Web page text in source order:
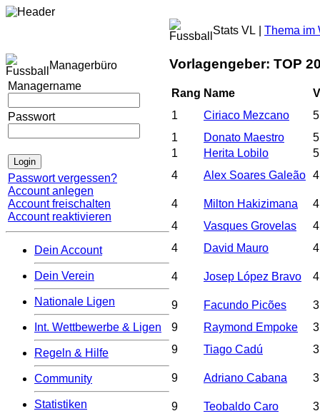
Managerbüro
Managername
Passwort
Passwort vergessen?
Account anlegen
Account freischalten
Account reaktivieren
Dein Account
Dein Verein
Nationale Ligen
Int. Wettbewerbe & Ligen
Regeln & Hilfe
Community
Statistiken
Stats VL | Thema im
Vorlagengeber: TOP
Rang Name
1
Ciriaco Mezcano
5
1
Donato Maestro
5
1
Herita Lobilo
5
4
Alex Soares Galeão 4
4 Milton Hakizimana
4
4
Vasques Grovelas
4
4
David Mauro 4
4 Josep López Bravo 4
9 Facundo Picões
3
9
Raymond Empoke
3
9
Tiago Cadú 3
9 Adriano Cabana 3
9 Teobaldo Caro
3